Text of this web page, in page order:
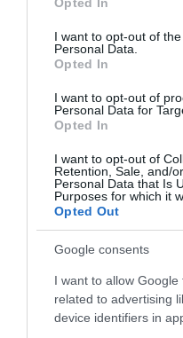
use your data for below
consent section.
I want to opt-out of
Personal Data.
Opted In
I want to opt-out of
Personal Data for
Opted In
I want to opt-out of
Retention, Sale, and/
Personal Data that Is
Purposes for which it
Opted Out
Google consents
I want to allow
related to advertising
device identifiers in